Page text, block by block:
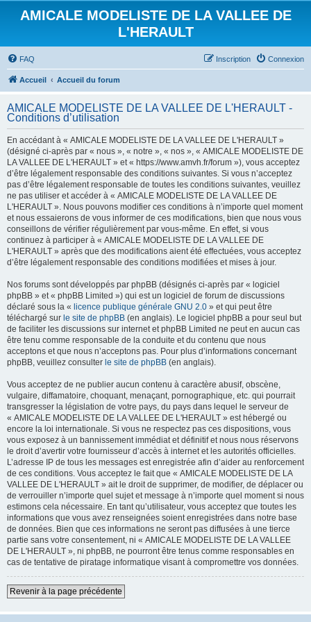
AMICALE MODELISTE DE LA VALLEE DE
L'HERAULT
FAQ Connexion
Inscription
Accueil Accueil du forum
AMICALE MODELISTE DE LA VALLEE DE L'HERAULT -
Conditions d’utilisation
En accédant à « AMICALE MODELISTE DE LA VALLEE DE L'HERAULT »
(désigné ci-après par « nous », « notre », « nos », « AMICALE MODELISTE DE
LA VALLEE DE L'HERAULT » et « https://www.amvh.fr/forum »), vous acceptez
d’être légalement responsable des conditions suivantes. Si vous n’acceptez
pas d’être légalement responsable de toutes les conditions suivantes, veuillez
ne pas utiliser et accéder à « AMICALE MODELISTE DE LA VALLEE DE
L'HERAULT ». Nous pouvons modifier ces conditions à n’importe quel moment
et nous essaierons de vous informer de ces modifications, bien que nous vous
conseillons de vérifier régulièrement par vous-même. En effet, si vous
continuez à participer à « AMICALE MODELISTE DE LA VALLEE DE
L'HERAULT » après que des modifications aient été effectuées, vous acceptez
d’être légalement responsable des conditions modifiées et mises à jour.
Nos forums sont développés par phpBB (désignés ci-après par « logiciel
phpBB » et « phpBB Limited ») qui est un logiciel de forum de discussions
déclaré sous la « licence publique générale GNU 2.0 » et qui peut être
téléchargé sur le site de phpBB (en anglais). Le logiciel phpBB a pour seul but
de faciliter les discussions sur internet et phpBB Limited ne peut en aucun cas
être tenu comme responsable de la conduite et du contenu que nous
acceptons et que nous n’acceptons pas. Pour plus d’informations concernant
phpBB, veuillez consulter le site de phpBB (en anglais).
Vous acceptez de ne publier aucun contenu à caractère abusif, obscène,
vulgaire, diffamatoire, choquant, menaçant, pornographique, etc. qui pourrait
transgresser la législation de votre pays, du pays dans lequel le serveur de
« AMICALE MODELISTE DE LA VALLEE DE L'HERAULT » est hébergé ou
encore la loi internationale. Si vous ne respectez pas ces dispositions, vous
vous exposez à un bannissement immédiat et définitif et nous nous réservons
le droit d’avertir votre fournisseur d’accès à internet et les autorités officielles.
L’adresse IP de tous les messages est enregistrée afin d’aider au renforcement
de ces conditions. Vous acceptez le fait que « AMICALE MODELISTE DE LA
VALLEE DE L'HERAULT » ait le droit de supprimer, de modifier, de déplacer ou
de verrouiller n’importe quel sujet et message à n’importe quel moment si nous
estimons cela nécessaire. En tant qu’utilisateur, vous acceptez que toutes les
informations que vous avez renseignées soient enregistrées dans notre base
de données. Bien que ces informations ne seront pas diffusées à une tierce
partie sans votre consentement, ni « AMICALE MODELISTE DE LA VALLEE
DE L'HERAULT », ni phpBB, ne pourront être tenus comme responsables en
cas de tentative de piratage informatique visant à compromettre vos données.
Revenir à la page précédente